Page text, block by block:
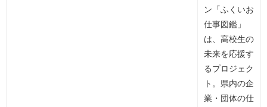
ン「ふくいお
仕事図鑑」
は、高校生の
未来を応援す
るプロジェク
ト。県内の企
業・団体の仕